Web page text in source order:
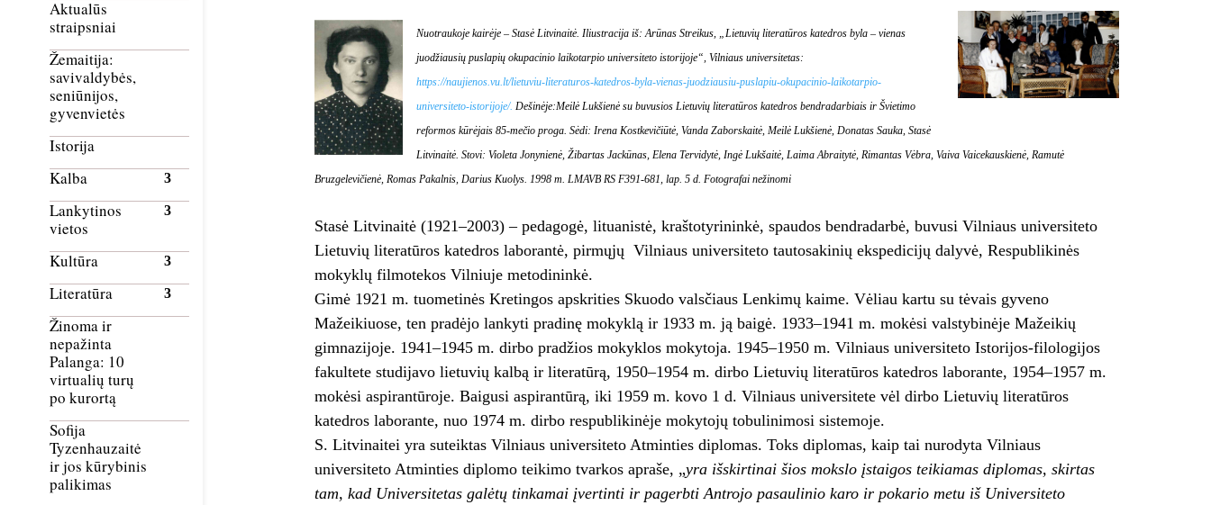
Aktualūs
straipsniai
Žemaitija:
savivaldybės,
seniūnijos,
gyvenvietės
Istorija
Kalba
Lankytinos
vietos
Kultūra
Literatūra
Žinoma ir
nepažinta
Palanga: 10
virtualių turų
po kurortą
Sofija
Tyzenhauzaitė
ir jos kūrybinis
palikimas
Nuotraukoje kairėje – Stasė Litvinaitė. Iliustracija iš: Arūnas Streikus, „Lietuvių literatūros katedros byla – vienas
juodžiausių puslapių okupacinio laikotarpio universiteto istorijoje“, Vilniaus universitetas:
https://naujienos.vu.lt/lietuviu-literaturos-katedros-byla-vienas-juodziausiu-puslapiu-okupacinio-laikotarpio-
universiteto-istorijoje/. Dešinėje:Meilė Lukšienė su buvusios Lietuvių literatūros katedros bendradarbiais ir Švietimo
reformos kūrėjais 85-mečio proga. Sėdi: Irena Kostkevičiūtė, Vanda Zaborskaitė, Meilė Lukšienė, Donatas Sauka, Stasė
Litvinaitė. Stovi: Violeta Jonynienė, Žibartas Jackūnas, Elena Tervidytė, Ingė Lukšaitė, Laima Abraitytė, Rimantas Vėbra, Vaiva Vaicekauskienė, Ramutė
Bruzgelevičienė, Romas Pakalnis, Darius Kuolys. 1998 m. LMAVB RS F391-681, lap. 5 d. Fotografai nežinomi
Stasė Litvinaitė (1921–2003) – pedagogė, lituanistė, kraštotyrininkė, spaudos bendradarbė, buvusi Vilniaus universiteto
Lietuvių literatūros katedros laborantė, pirmųjų Vilniaus universiteto tautosakinių ekspedicijų dalyvė, Respublikinės
mokyklų filmotekos Vilniuje metodininkė.
Gimė 1921 m. tuometinės Kretingos apskrities Skuodo valsčiaus Lenkimų kaime. Vėliau kartu su tėvais gyveno
Mažeikiuose, ten pradėjo lankyti pradinę mokyklą ir 1933 m. ją baigė. 1933–1941 m. mokėsi valstybinėje Mažeikių
gimnazijoje. 1941–1945 m. dirbo pradžios mokyklos mokytoja. 1945–1950 m. Vilniaus universiteto Istorijos-filologijos
fakultete studijavo lietuvių kalbą ir literatūrą, 1950–1954 m. dirbo Lietuvių literatūros katedros laborante, 1954–1957 m.
mokėsi aspirantūroje. Baigusi aspirantūrą, iki 1959 m. kovo 1 d. Vilniaus universitete vėl dirbo Lietuvių literatūros
katedros laborante, nuo 1974 m. dirbo respublikinėje mokytojų tobulinimosi sistemoje.
S. Litvinaitei yra suteiktas Vilniaus universiteto Atminties diplomas. Toks diplomas, kaip tai nurodyta Vilniaus
universiteto Atminties diplomo teikimo tvarkos apraše, „yra išskirtinai šios mokslo įstaigos teikiamas diplomas, skirtas
tam, kad Universitetas galėtų tinkamai įvertinti ir pagerbti Antrojo pasaulinio karo ir pokario metu iš Universiteto